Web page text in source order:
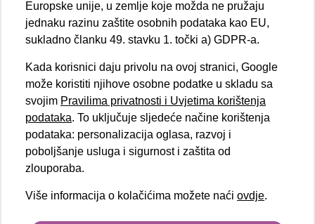
AUTOTO SPLIT
info@autoto.hr
Pon - Pet 08:00-17:00
Sub 08:00-13:00
BRZI LINKOVI
Novosti
Politika privatnosti
VELEPRODAJA
Europske unije, u zemlje koje možda ne pružaju
jednaku razinu zaštite osobnih podataka kao EU,
sukladno članku 49. stavku 1. točki a) GDPR-a.
Kada korisnici daju privolu na ovoj stranici, Google
može koristiti njihove osobne podatke u skladu sa
svojim Pravilima privatnosti i Uvjetima korištenja
podataka. To uključuje sljedeće načine korištenja
podataka: personalizacija oglasa, razvoj i
poboljšanje usluga i sigurnost i zaštita od
zlouporaba.
Više informacija o kolačićima možete naći ovdje.